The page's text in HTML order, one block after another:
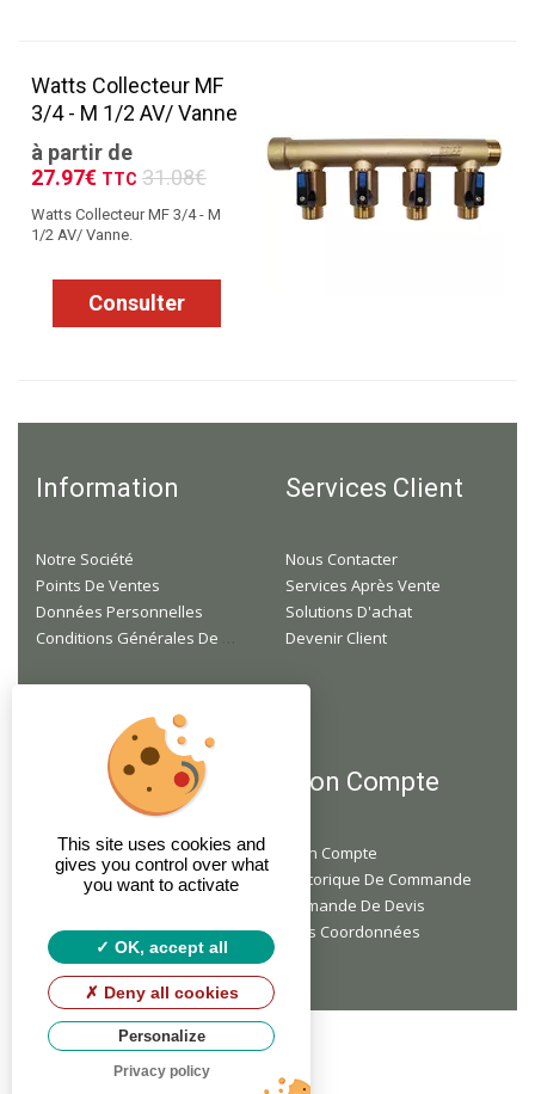
Watts Collecteur MF
3/4 - M 1/2 AV/ Vanne
à partir de
27.97€ TTC 31.08€
Watts Collecteur MF 3/4 - M
1/2 AV/ Vanne.
Consulter
Information
Notre Société
Points De Ventes
Données Personnelles
Services Client
Nous Contacter
Services Après Vente
Solutions D'achat
Devenir Client
Je Suis Professionnel, Mais Je N'ai Pas Encore De Compte, Comment Faire ?
Je Ne Suis Pas Un Professionnel, Puis-Je Acheter Du Matériel Chez Vous ?
Mon Compte
Mon Compte
Historique De Commande
Demande De Devis
Mes Coordonnées
© 2026 SPMC by
This site uses cookies and
gives you control over what
you want to activate
OK, accept all
Deny all cookies
Personalize
Privacy policy